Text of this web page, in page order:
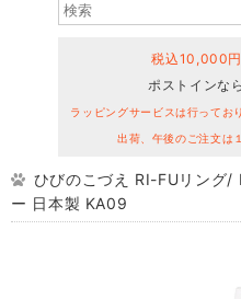
税込10,000
ポストインな
ラッピングサービスは行ってお
出荷、午後のご注文は
ひびのこづえ RI-FUリング/
ー 日本製 KA09